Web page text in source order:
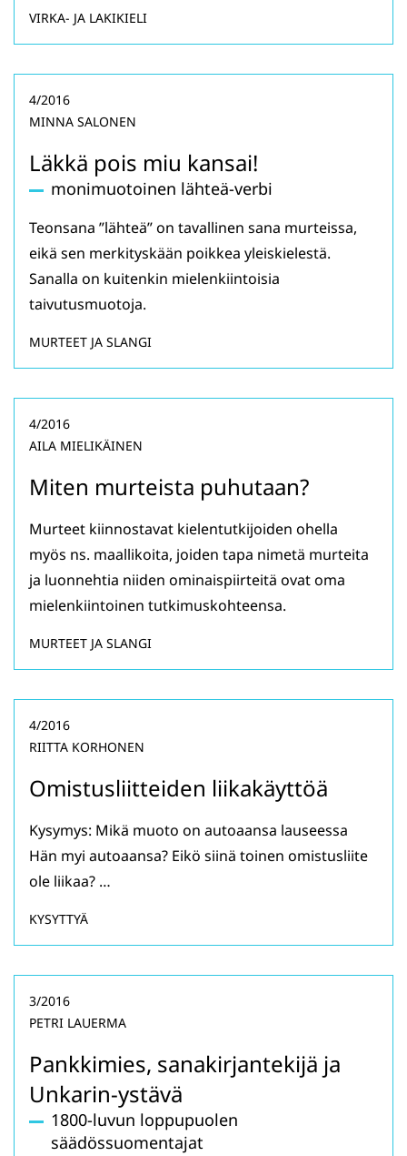
VIRKA- JA LAKIKIELI
Läkkä pois miu kansai!
monimuotoinen lähteä-verbi
4/2016
MINNA SALONEN
Teonsana ”lähteä” on tavallinen sana murteissa,
eikä sen merkityskään poikkea yleiskielestä.
Sanalla on kuitenkin mielenkiintoisia
taivutusmuotoja.
MURTEET JA SLANGI
Miten murteista puhutaan?
4/2016
AILA MIELIKÄINEN
Murteet kiinnostavat kielentutkijoiden ohella
myös ns. maallikoita, joiden tapa nimetä murteita
ja luonnehtia niiden ominaispiirteitä ovat oma
mielenkiintoinen tutkimuskohteensa.
MURTEET JA SLANGI
Omistusliitteiden liikakäyttöä
4/2016
RIITTA KORHONEN
Kysymys: Mikä muoto on autoaansa lauseessa
Hän myi autoaansa? Eikö siinä toinen omistusliite
ole liikaa? …
KYSYTTYÄ
Pankkimies, sanakirjantekijä ja
Unkarin-ystävä
1800-luvun loppupuolen
säädössuomentajat
3/2016
PETRI LAUERMA